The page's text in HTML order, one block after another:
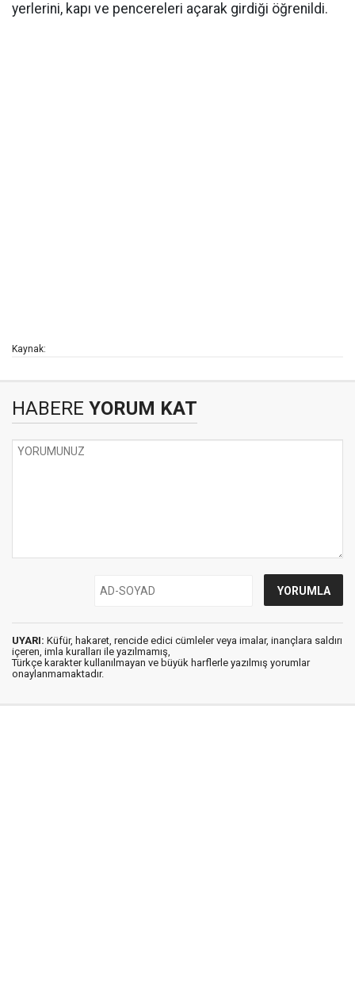
yerlerini, kapı ve pencereleri açarak girdiği öğrenildi.
Kaynak:
HABERE YORUM KAT
UYARI: Küfür, hakaret, rencide edici cümleler veya imalar, inançlara saldırı
içeren, imla kuralları ile yazılmamış,
Türkçe karakter kullanılmayan ve büyük harflerle yazılmış yorumlar
onaylanmamaktadır.